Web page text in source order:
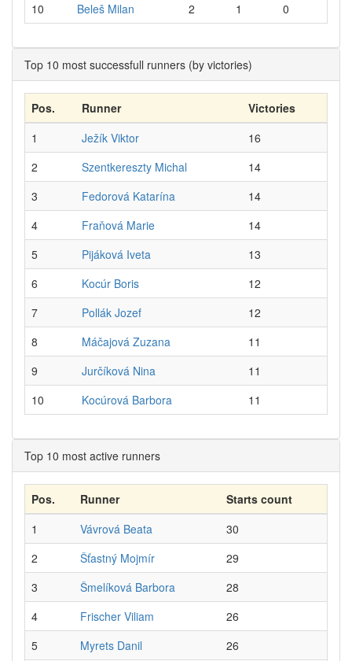
10
Beleš Milan 2 1 0
Top 10 most successfull runners (by victories)
Pos. Runner
Victories
1
Ježík Viktor
16
2
Szentkereszty Michal
14
3
Fedorová Katarína
14
4
Fraňová Marie
14
5
Pijáková Iveta
13
6
Kocúr Boris
12
7
Pollák Jozef
12
8
Máčajová Zuzana
11
9
Jurčíková Nina
11
10
Kocúrová Barbora 11
Top 10 most active runners
Pos. Runner
Starts count
1
Vávrová Beata
30
2
Šťastný Mojmír
29
3
Šmelíková Barbora
28
4
Frischer Viliam
26
5
Myrets Danil
26